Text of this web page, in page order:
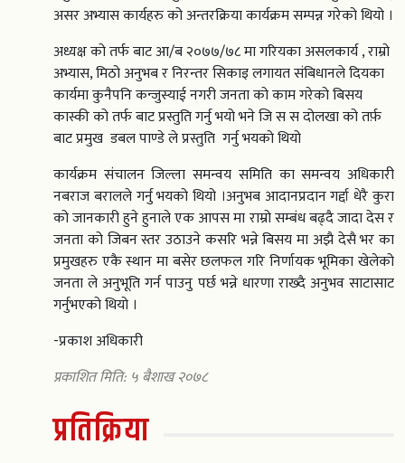
असर अभ्यास कार्यहरु को अन्तरक्रिया कार्यक्रम सम्पन्न गरेको थियो ।
अध्यक्ष को तर्फ बाट आ/ब २०७७/७८ मा गरियका असलकार्य , राम्रो
अभ्यास, मिठो अनुभब र निरन्तर सिकाइ लगायत संबिधानले दियका
कार्यमा कुनैपनि कन्जुस्याई नगरी जनता को काम गरेको बिसय
कास्की को तर्फ बाट प्रस्तुति गर्नु भयो भने जि स स दोलखा को तर्फ़
बाट प्रमुख डबल पाण्डे ले प्रस्तुति गर्नु भयको थियो
कार्यक्रम संचालन जिल्ला समन्वय समिति का समन्वय अधिकारी
नबराज बरालले गर्नु भयको थियो ।अनुभब आदानप्रदान गर्द्दा धेरै कुरा
को जानकारी हुने हुनाले एक आपस मा राम्रो सम्बंध बढ्दै जादा देस र
जनता को जिबन स्तर उठाउने कसरि भन्ने बिसय मा अझै देसै भर का
प्रमुखहरु एकै स्थान मा बसेर छलफल गरि निर्णायक भूमिका खेलेको
जनता ले अनुभूति गर्न पाउनु पर्छ भन्ने धारणा राख्दै अनुभव साटासाट
गर्नुभएको थियो ।
-प्रकाश अधिकारी
प्रकाशित मिति: ५ बैशाख २०७८
प्रतिक्रिया